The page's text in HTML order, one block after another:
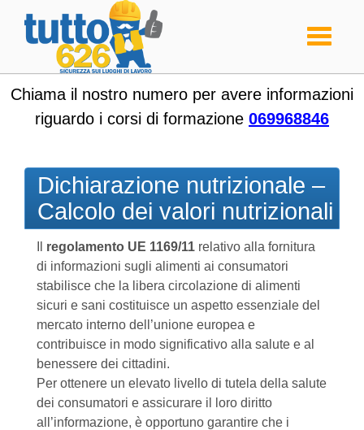
Toggle
Chiama il nostro numero per avere informazioni
riguardo i corsi di formazione 069968846
Dichiarazione nutrizionale –
Calcolo dei valori nutrizionali
regolamento UE 1169/11 relativo alla fornitura
di informazioni sugli alimenti ai consumatori
stabilisce che la libera circolazione di alimenti
sicuri e sani costituisce un aspetto essenziale del
mercato interno dell’unione europea e
contribuisce in modo significativo alla salute e al
benessere dei cittadini.
Per ottenere un elevato livello di tutela della salute
dei consumatori e assicurare il loro diritto
all’informazione, è opportuno garantire che i